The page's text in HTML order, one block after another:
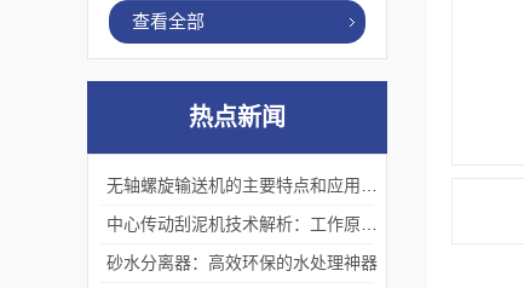
查看全部
热点新闻
砂水分离器：高效环保的水处理神器